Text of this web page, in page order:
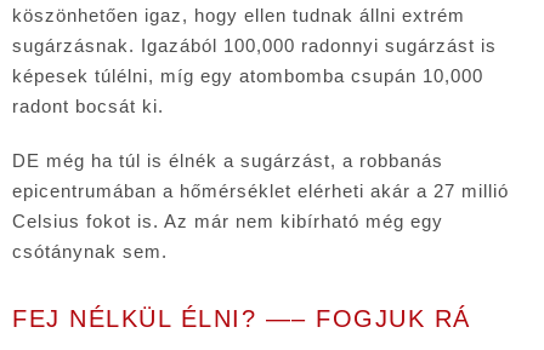
köszönhetően igaz, hogy ellen tudnak állni extrém
sugárzásnak. Igazából 100,000 radonnyi sugárzást is
képesek túlélni, míg egy atombomba csupán 10,000
radont bocsát ki.
DE még ha túl is élnék a sugárzást, a robbanás
epicentrumában a hőmérséklet elérheti akár a 27 millió
Celsius fokot is. Az már nem kibírható még egy
csótánynak sem.
FEJ NÉLKÜL ÉLNI? —– FOGJUK RÁ